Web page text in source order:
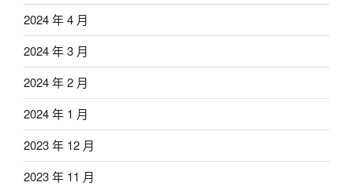
2024 年 4 月
2024 年 3 月
2024 年 2 月
2024 年 1 月
2023 年 12 月
2023 年 11 月